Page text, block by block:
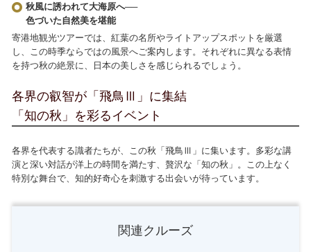
秋風に誘われて大海原へ──
色づいた自然美を堪能
寄港地観光ツアーでは、紅葉の名所やライトアップスポットを厳選
し、この時季ならではの風景へご案内します。それぞれに異なる表情
を持つ秋の絶景に、日本の美しさを感じられるでしょう。
各界の叡智が「飛鳥Ⅲ」に集結
「知の秋」を彩るイベント
各界を代表する識者たちが、この秋「飛鳥Ⅲ」に集います。多彩な講
演と深い対話が洋上の時間を満たす、贅沢な「知の秋」。この上なく
特別な舞台で、知的好奇心を刺激する出会いが待っています。
関連クルーズ